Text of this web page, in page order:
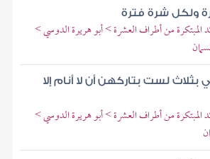
ولكل شرة فترة
المبتكرة من أطراف العشرة > أبو هريرة الدوسي >
بثلاث لست بتاركهن أن لا أنام إلا
المبتكرة من أطراف العشرة > أبو هريرة الدوسي >